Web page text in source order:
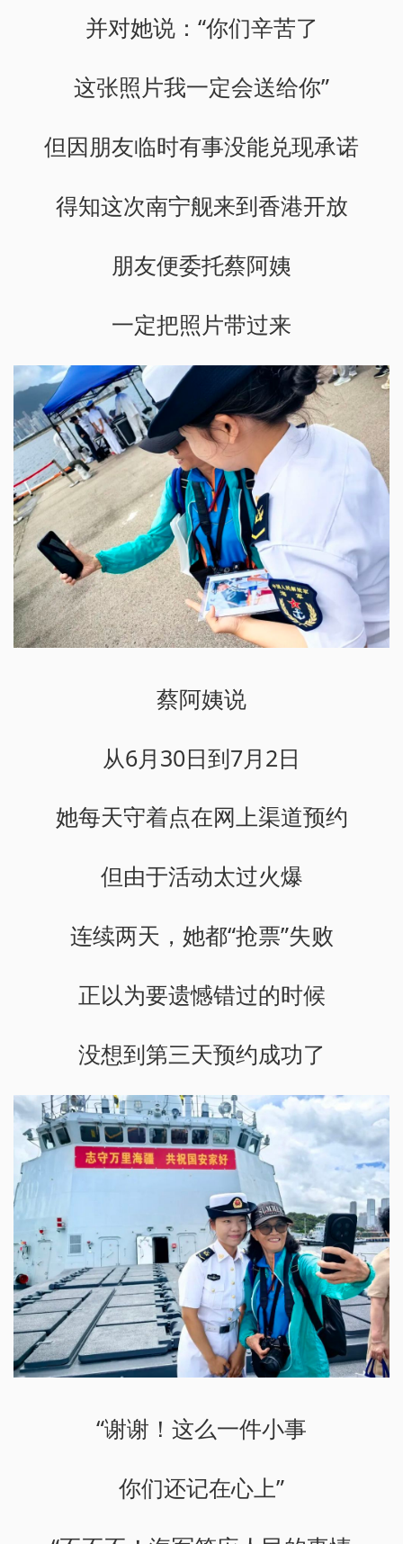
并对她说：“你们辛苦了
这张照片我一定会送给你”
但因朋友临时有事没能兑现承诺
得知这次南宁舰来到香港开放
朋友便委托蔡阿姨
一定把照片带过来
蔡阿姨说
从6月30日到7月2日
她每天守着点在网上渠道预约
但由于活动太过火爆
连续两天，她都“抢票”失败
正以为要遗憾错过的时候
没想到第三天预约成功了
“谢谢！这么一件小事
你们还记在心上”